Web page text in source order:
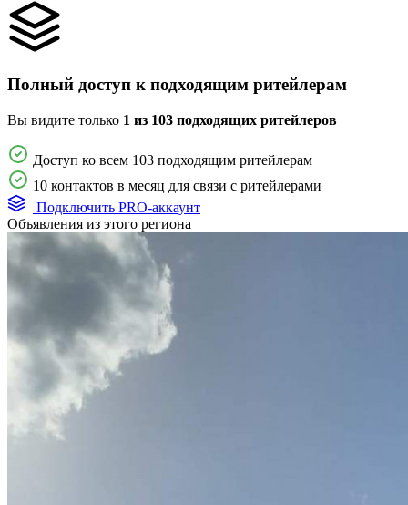
Полный доступ к подходящим ритейлерам
Вы видите только 1 из 103 подходящих ритейлеров
Доступ ко всем 103 подходящим ритейлерам
10 контактов в месяц для связи с ритейлерами
Подключить PRO-аккаунт
Объявления из этого региона